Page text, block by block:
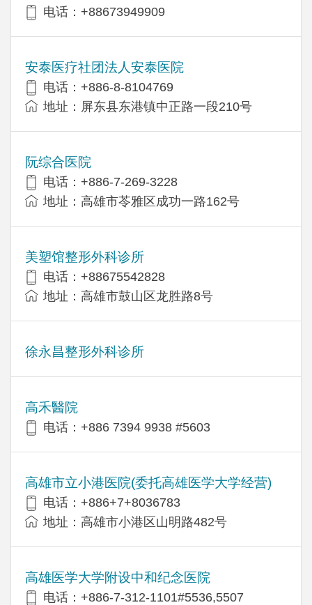
电话：+88673949909
安泰医疗社团法人安泰医院
电话：+886-8-8104769
地址：屏东县东港镇中正路一段210号
阮综合医院
电话：+886-7-269-3228
地址：高雄市苓雅区成功一路162号
美塑馆整形外科诊所
电话：+88675542828
地址：高雄市鼓山区龙胜路8号
徐永昌整形外科诊所
高禾醫院
电话：+886 7394 9938 #5603
高雄市立小港医院(委托高雄医学大学经营)
电话：+886+7+8036783
地址：高雄市小港区山明路482号
高雄医学大学附设中和纪念医院
电话：+886-7-312-1101#5536,5507